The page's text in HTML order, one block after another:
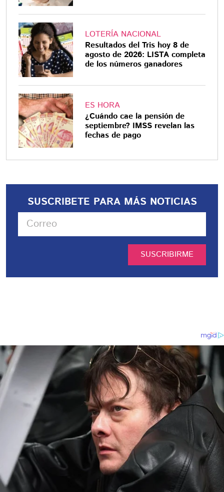
LOTERÍA NACIONAL
Resultados del Tris hoy 8 de
agosto de 2026: LISTA completa
de los números ganadores
ES HORA
¿Cuándo cae la pensión de
septiembre? IMSS revelan las
fechas de pago
SUSCRIBETE PARA MÁS NOTICIAS
SUSCRIBIRME